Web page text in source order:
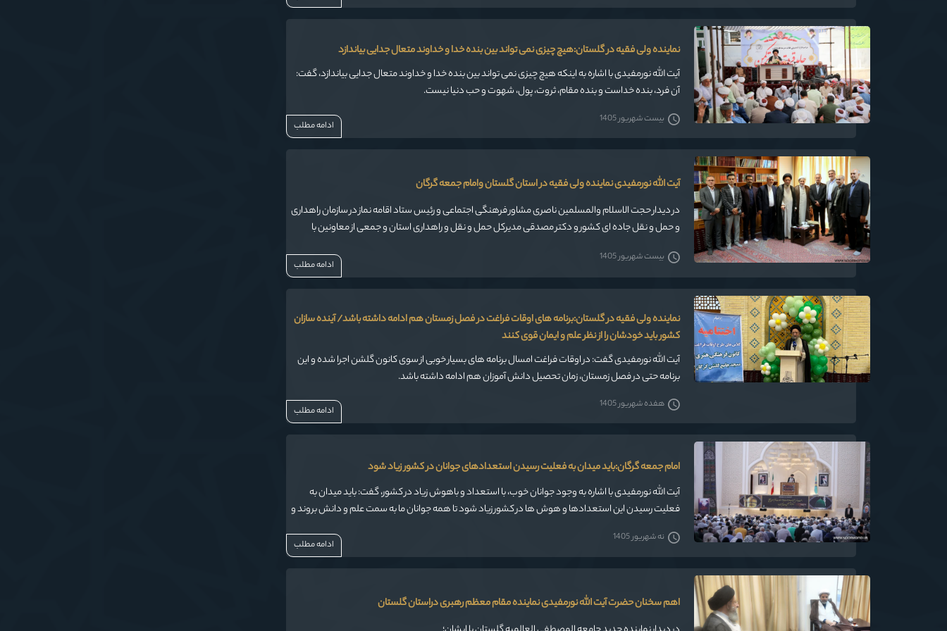
نماینده ولی فقیه در گلستان:هیچ چیزی نمی تواند بین بنده خدا و خداوند متعال جدایی بیاندازد
آیت الله نورمفیدی با اشاره به اینکه هیچ چیزی نمی تواند بین بنده خدا و خداوند متعال جدایی بیاندازد، گفت:
آن فرد، بنده خداست و بنده مقام، ثروت، پول، شهوت و حب دنیا نیست.
بیست شهریور 1405
ادامه مطلب
آیت الله نورمفیدی نماینده ولی فقیه در استان گلستان وامام جمعه گرگان
در دیدار حجت الاسلام والمسلمین ناصری مشاور فرهنگی اجتماعی و رئیس ستاد اقامه نماز در سازمان راهداری
و حمل و نقل جاده ای کشور و دکتر مصدقی مدیرکل حمل و نقل و راهداری استان و جمعی از معاونین با
بیست شهریور 1405
ادامه مطلب
نماینده ولی فقیه در گلستان:برنامه های اوقات فراغت در فصل زمستان هم ادامه داشته باشد/ آینده سازان
کشور باید خودشان را از نظر علم و ایمان قوی کنند
آیت الله نورمفیدی گفت: در اوقات فراغت امسال برنامه های بسیار خوبی از سوی کانون گلشن اجرا شده و این
برنامه حتی در فصل زمستان، زمان تحصیل دانش آموزان هم ادامه داشته باشد.
هفده شهریور 1405 ادامه مطلب
امام جمعه گرگان:باید میدان به فعلیت رسیدن استعدادهای جوانان در کشور زیاد شود
آیت الله نورمفیدی با اشاره به وجود جوانان خوب، با استعداد و باهوش زیاد در کشور، گفت: باید میدان به
فعلیت رسیدن این استعدادها و هوش ها در کشور زیاد شود تا همه جوانان ما به سمت علم و دانش بروند و
نه شهریور 1405
ادامه مطلب
اهم سخنان حضرت آیت الله نورمفیدی نماینده مقام معظم رهبری دراستان گلستان